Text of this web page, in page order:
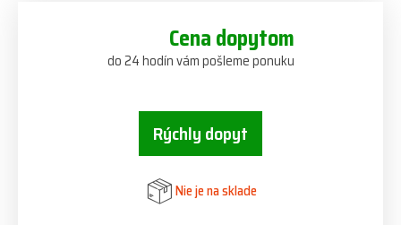
Cena dopytom
do 24 hodín vám pošleme ponuku
Rýchly dopyt
Nie je na sklade